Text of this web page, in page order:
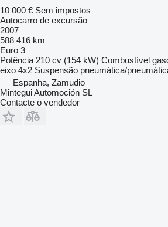
10 000 € Sem impostos
Autocarro de excursão
2007
588 416 km
Euro 3
Potência 210 cv (154 kW) Combustível
eixo 4x2 Suspensão pneumática/
Espanha, Zamudio
Mintegui Automoción SL
Contacte o vendedor